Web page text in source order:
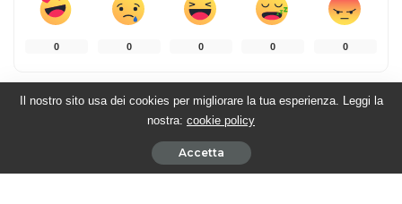
0 0 0 0 0
ARTICOLO PRECEDENTE
Il nostro sito usa dei cookies per migliorare la tua esperienza. Leggi la
nostra: cookie policy
Accetta